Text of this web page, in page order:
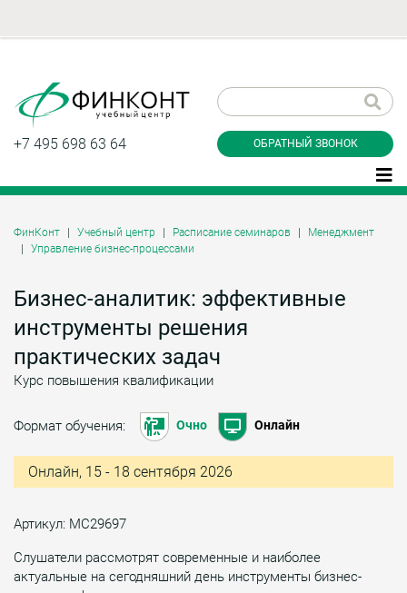
+7 495 698 63 64 ОБРАТНЫЙ ЗВОНОК
ФинКонт Учебный центр Расписание семинаров
Менеджмент
Управление бизнес-процессами
Бизнес-аналитик: эффективные
инструменты решения
практических задач
Курс повышения квалификации
Формат обучения: Очно Онлайн
Онлайн, 15 - 18 сентября 2026
Артикул: МС29697
Слушатели рассмотрят современные и наиболее
актуальные на сегодняшний день инструменты бизнес-
звонок
Даю согласие на обработку персональных
конфиденциальности
Заказать